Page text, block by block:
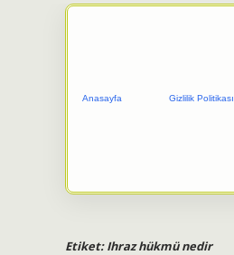
Anasayfa Gizlilik Politikası
Etiket:Ihraz hükmü nedir